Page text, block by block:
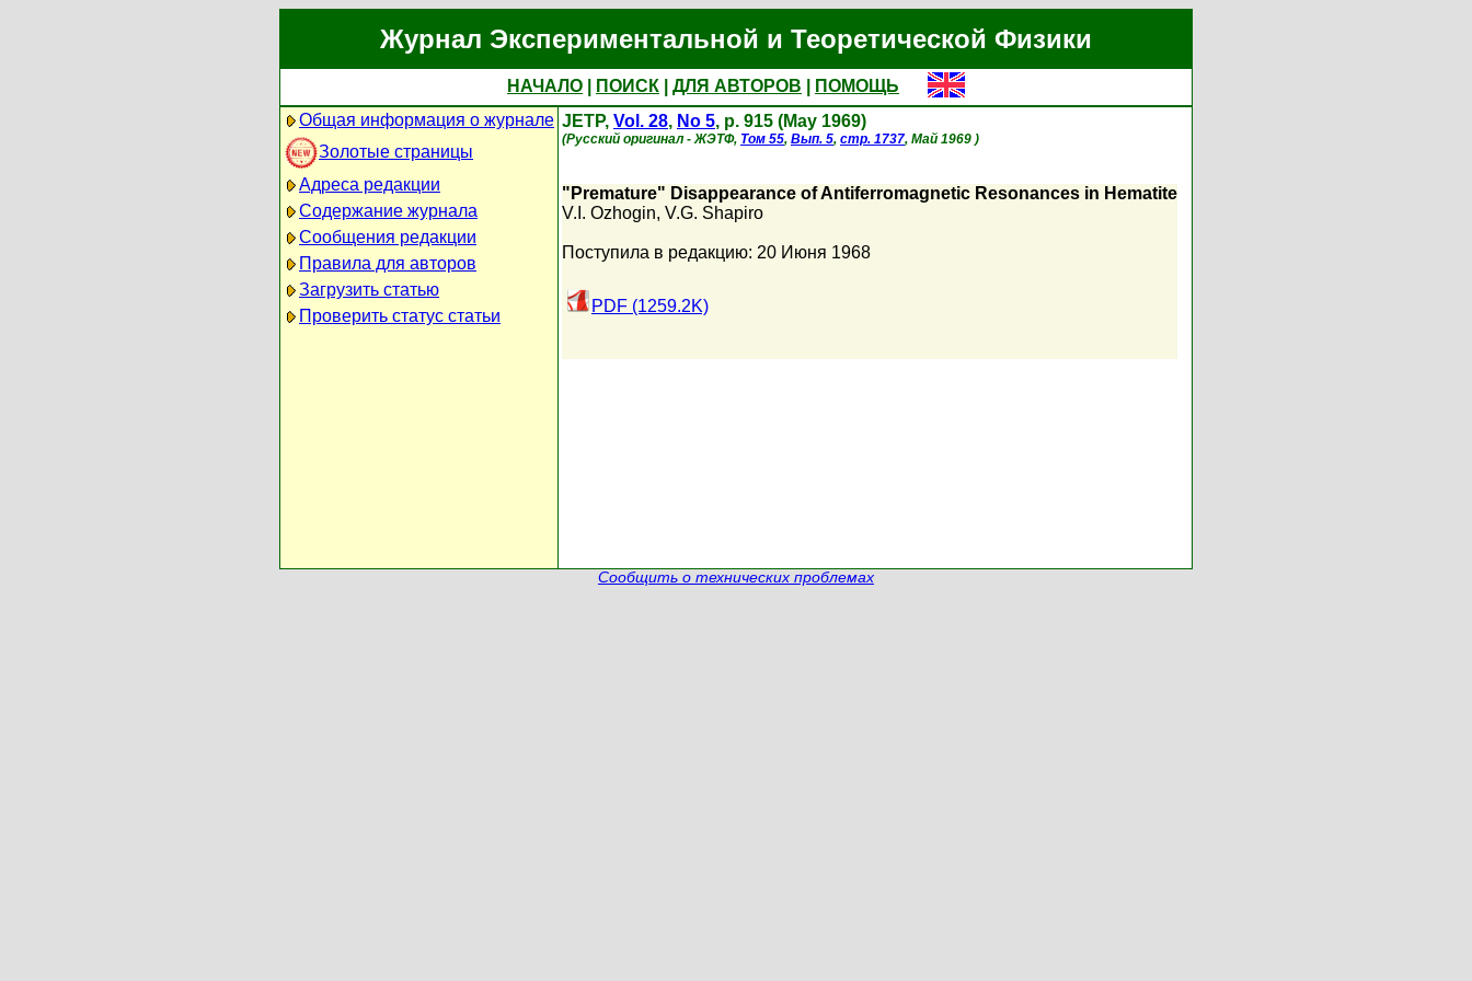
Журнал Экспериментальной и Теоретической Физики
НАЧАЛО ПОИСК ДЛЯ АВТОРОВ
ПОМОЩЬ
Общая информация о журнале
Золотые страницы
Адреса редакции
Содержание журнала
Сообщения редакции
Правила для авторов
Загрузить статью
Проверить статус статьи
JETP, Vol. 28, No 5, p. 915 (May 1969)
(Русский оригинал - ЖЭТФ, Том 55, Вып. 5, стр. 1737, Май 1969 )
"Premature" Disappearance of Antiferromagnetic Resonances in Hematite
V.I. Ozhogin, V.G. Shapiro
Поступила в редакцию: 20 Июня 1968
PDF (1259.2K)
Сообщить о технических проблемах